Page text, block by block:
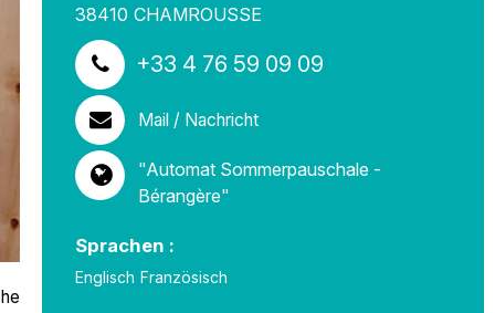
38410 CHAMROUSSE
+33 4 76 59 09 09
Mail / Nachricht
"Automat Sommerpauschale -
Bérangère"
Sprachen :
Englisch Französisch